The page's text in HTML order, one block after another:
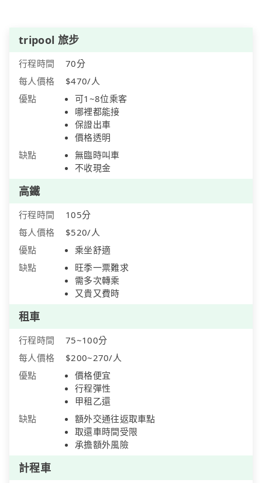
tripool 旅步
行程時間
70分
每人價格
$470/人
優點
可1~8位乘客
哪裡都能接
保證出車
價格透明
缺點
無臨時叫車
不收現金
高鐵
行程時間
105分
每人價格
$520/人
優點
乘坐舒適
缺點
旺季一票難求
需多次轉乘
又貴又費時
租車
行程時間
75~100分
每人價格
$200~270/人
優點
價格便宜
行程彈性
甲租乙還
缺點
額外交通往返取車點
取還車時間受限
承擔額外風險
計程車